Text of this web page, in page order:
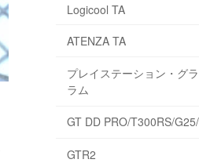
Logicool TA
ATENZA TA
プレイステーション・グ
ラム
GT DD PRO/T300RS/
GTR2